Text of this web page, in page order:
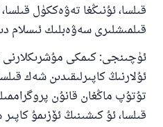
قىلسا، ئۇنىڭغا تەۋەككۈل
قىلمىشلىرى سەۋەبلىك ئىسلام
ئۈچىنجى: كىمكى مۇشرىكلارنى
ئۇلارنىڭ كاپىرلىقىدىن شەك
تۇتۇپ ماڭغان قانۇن
قىلسا، ئۇ كىشىنىڭ ئۆزىمۇ كاپىر